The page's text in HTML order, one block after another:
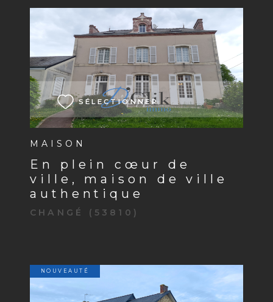
MAISON
en plein cœur de
ville, maison de ville
authentique
CHANGÉ (53810)
SÉLECTIONNER
VOIR LE BIEN
NOUVEAUTÉ